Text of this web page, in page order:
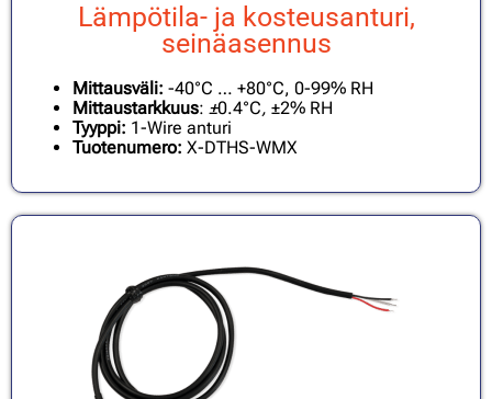
Lämpötila- ja kosteusanturi,
seinäasennus
Mittausväli: -40°C … +80°C, 0-99% RH
Mittaustarkkuus: ±0.4°C, ±2% RH
Tyyppi: 1-Wire anturi
Tuotenumero: X-DTHS-WMX